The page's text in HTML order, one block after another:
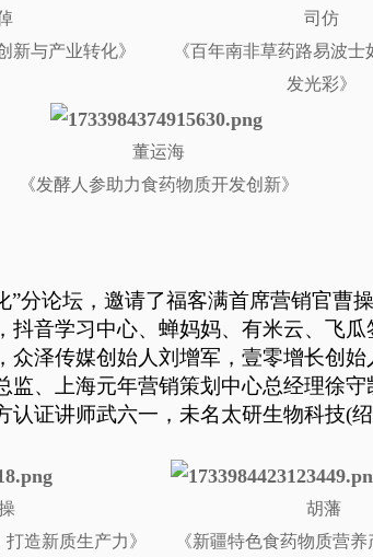
新与产业转化》
司仿
《百年南非草药路易波士
发光彩》
董运海
《发酵人参助力食药物质开发创新》
”分论坛，邀请了福客满首席营销官曹
音学习中心、蝉妈妈、有米云、飞
众泽传媒创始人刘增军，壹零增长创
、上海元年营销策划中心总经理徐
证讲师武六一，未名太研生物科技(
打造新质生产力》
胡藩
《新疆特色食药物质营